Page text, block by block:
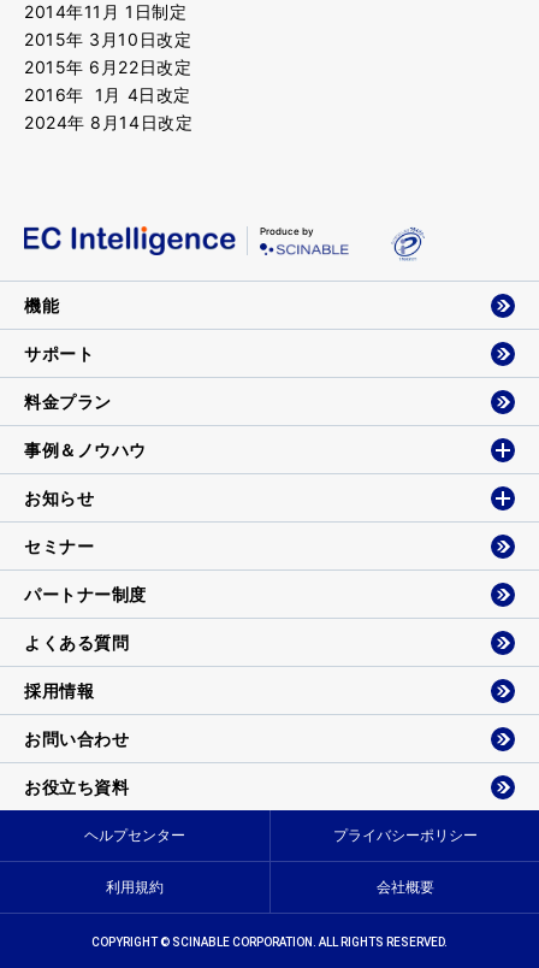
2014年11月 1日制定
2015年 3月10日改定
2015年 6月22日改定
2016年 1月 4日改定
2024年 8月14日改定
Produce by
機能
サポート
料金プラン
事例＆ノウハウ
お知らせ
セミナー
パートナー制度
よくある質問
採用情報
お問い合わせ
お役立ち資料
ヘルプセンター プライバシーポリシー
利用規約 会社概要
COPYRIGHT © SCINABLE CORPORATION. ALL RIGHTS RESERVED.